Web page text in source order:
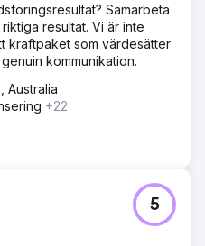
Samarbeta
resultat. Vi är inte
kraftpaket som värdesätter
kommunikation.
Australia
+22
5